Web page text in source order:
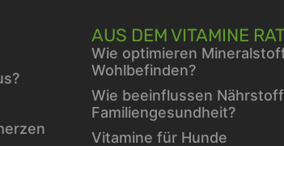
AUS DEM VITAMINE
Wie optimieren
Wohlbefinden?
Wie beeinflussen
Familiengesundheit?
Vitamine für Hunde